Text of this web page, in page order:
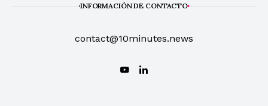
INFORMACIÓN DE CONTACTO
contact@10minutes.news